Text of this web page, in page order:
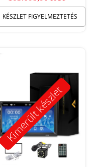
KÉSZLET FIGYELMEZTETÉS
Kimerült készlet